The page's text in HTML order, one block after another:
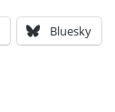
Bluesky